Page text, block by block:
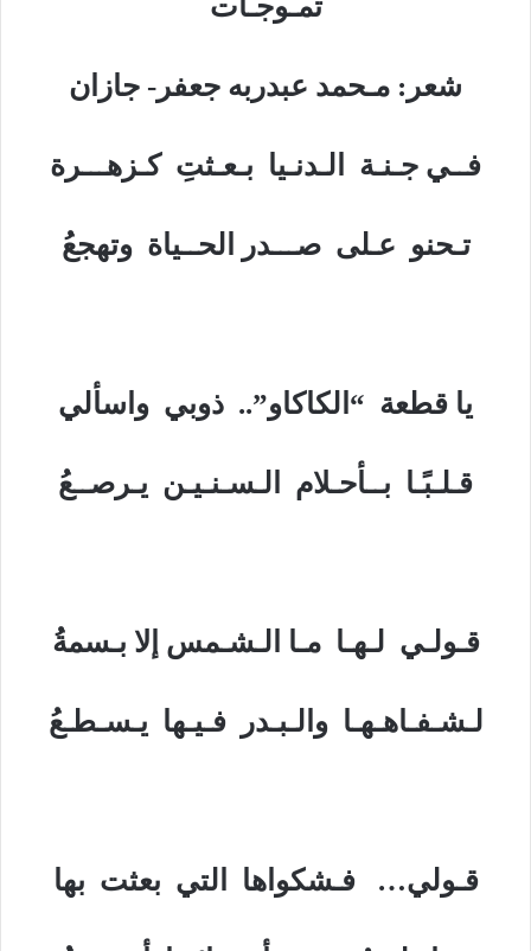
تمـوجـات
شعر: مـحمد عبدربه جعفر- جازان
فــي جـنـة الـدنـيا بـعـثتِ كـزهـــرة
تـحنو عـلى صـــدر الحــياة وتهجعُ
يا قطعة “الكاكاو”.. ذوبي واسألي
قـلـبًـا بــأحـلام الـسـنـيـن يـرصــعُ
قـولـي لـهـا مـا الـشـمس إلا بـسمةُ
لـشـفـاهـهـا والـبـدر فـيـها يـسـطـعُ
قـولي… فـشكواها التي بعثت بها